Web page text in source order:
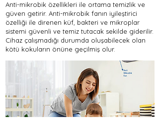
Anti-mikrobik özellikleri ile ortama temizlik ve
güven getirir. Anti-mikrobik fanın iyileştirici
özelliği ile direnen küf, bakteri ve mikroplar
sistemi güvenli ve temiz tutacak sekilde giderilir.
Cihaz çalışmadığı durumda oluşabilecek olan
kötü kokuların önüne geçilmiş olur.